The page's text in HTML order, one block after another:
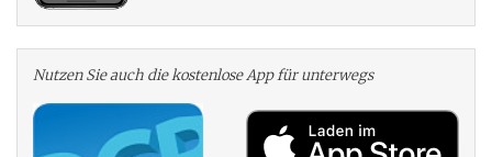
Nutzen Sie auch die kosten­lose App für unterwegs